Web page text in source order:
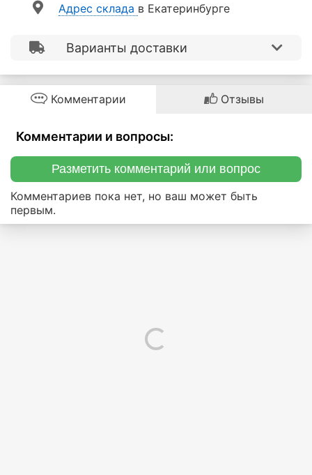
Aдрес склада в Екатеринбурге
Варианты доставки
Комментарии Отзывы
Комментарии и вопросы:
Разметить комментарий или вопрос
Комментариев пока нет, но ваш может быть
первым.